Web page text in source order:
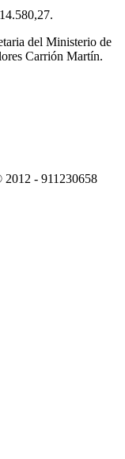
del Ministerio de
Carrión Martín.
- 911230658